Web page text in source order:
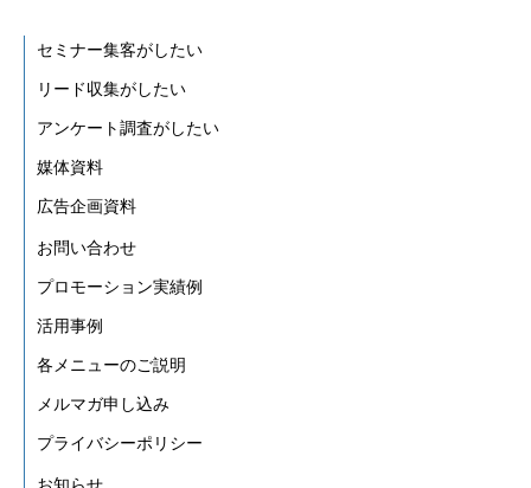
セミナー集客がしたい
リード収集がしたい
アンケート調査がしたい
媒体資料
広告企画資料
お問い合わせ
プロモーション実績例
活用事例
各メニューのご説明
メルマガ申し込み
プライバシーポリシー